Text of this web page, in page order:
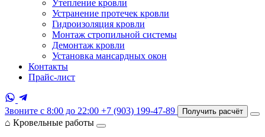
Утепление кровли
Устранение протечек кровли
Гидроизоляция кровли
Монтаж стропильной системы
Демонтаж кровли
Установка мансардных окон
Контакты
Прайс-лист
Звоните с 8:00 до 22:00 +7 (903) 199-47-89 Получить расчёт
⌂ Кровельные работы